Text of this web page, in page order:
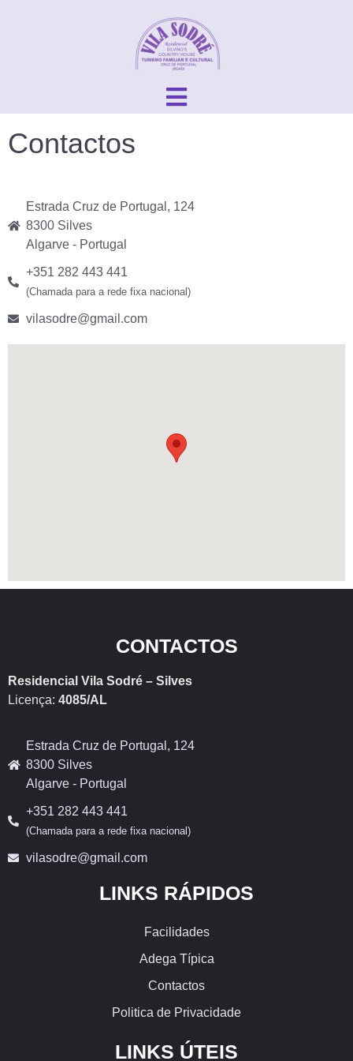
Contactos
Estrada Cruz de Portugal, 124
8300 Silves
Algarve - Portugal
+351 282 443 441
(Chamada para a rede fixa nacional)
vilasodre@gmail.com
CONTACTOS
Residencial Vila Sodré – Silves
Licença: 4085/AL
Estrada Cruz de Portugal, 124
8300 Silves
Algarve - Portugal
+351 282 443 441
(Chamada para a rede fixa nacional)
vilasodre@gmail.com
LINKS RÁPIDOS
Facilidades
Adega Típica
Contactos
Politica de Privacidade
LINKS ÚTEIS